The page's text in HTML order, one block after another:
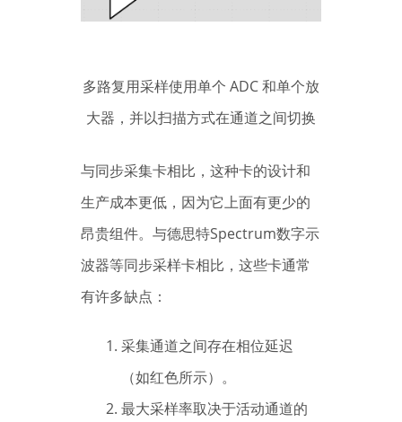
多路复用采样使用单个 ADC 和单个放
大器，并以扫描方式在通道之间切换
与同步采集卡相比，这种卡的设计和
生产成本更低，因为它上面有更少的
昂贵组件。与德思特Spectrum数字示
波器等同步采样卡相比，这些卡通常
有许多缺点：
采集通道之间存在相位延迟
（如红色所示）。
最大采样率取决于活动通道的